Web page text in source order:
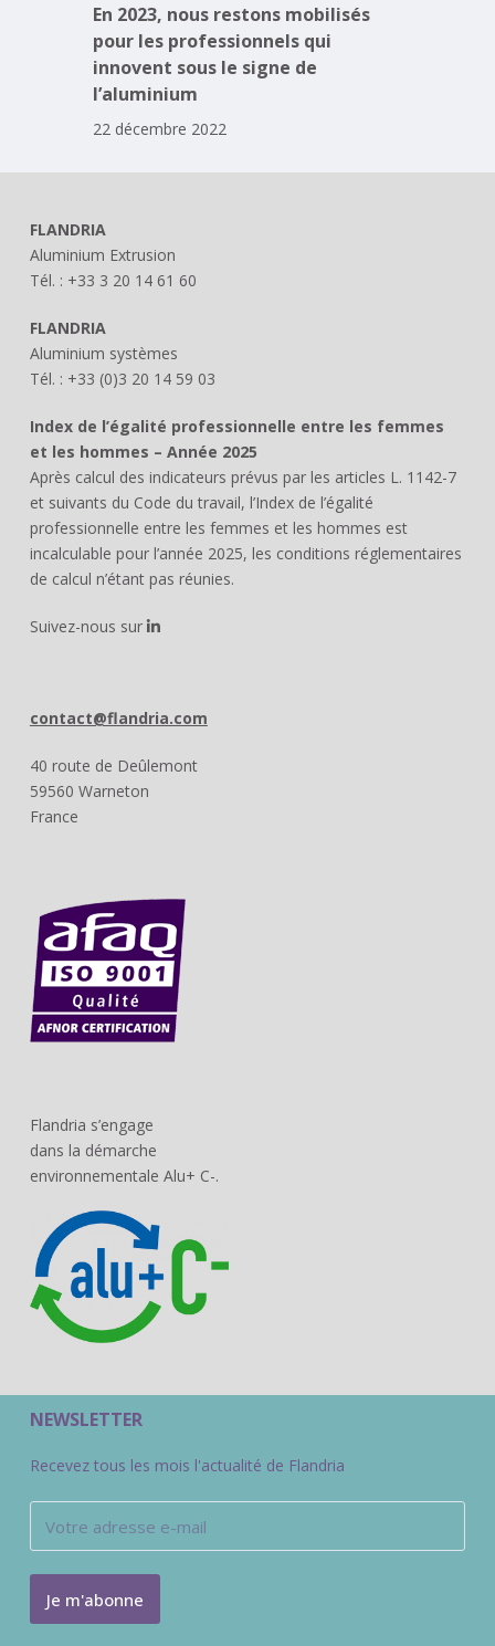
En 2023, nous restons mobilisés
pour les professionnels qui
innovent sous le signe de
l’aluminium
22 décembre 2022
FLANDRIA
Aluminium Extrusion
Tél. : +33 3 20 14 61 60
FLANDRIA
Aluminium systèmes
Tél. : +33 (0)3 20 14 59 03
Index de l’égalité professionnelle entre les femmes
et les hommes – Année 2025
Après calcul des indicateurs prévus par les articles L. 1142-7
et suivants du Code du travail, l’Index de l’égalité
professionnelle entre les femmes et les hommes est
incalculable pour l’année 2025, les conditions réglementaires
de calcul n’étant pas réunies.
Suivez-nous sur
contact@flandria.com
40 route de Deûlemont
59560 Warneton
France
Flandria s’engage
dans la démarche
environnementale Alu+ C-.
NEWSLETTER
Recevez tous les mois l'actualité de Flandria